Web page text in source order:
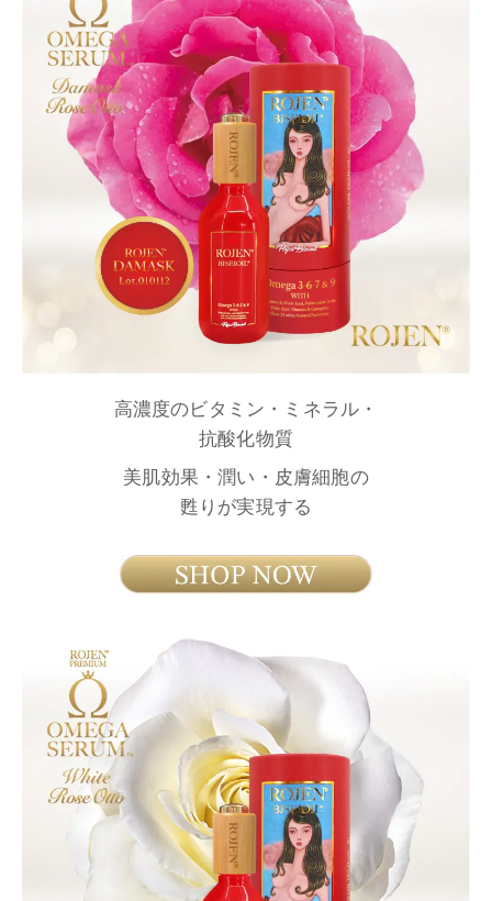
高濃度のビタミン・ミネラル・
抗酸化物質
美肌効果・潤い・皮膚細胞の
甦りが実現する